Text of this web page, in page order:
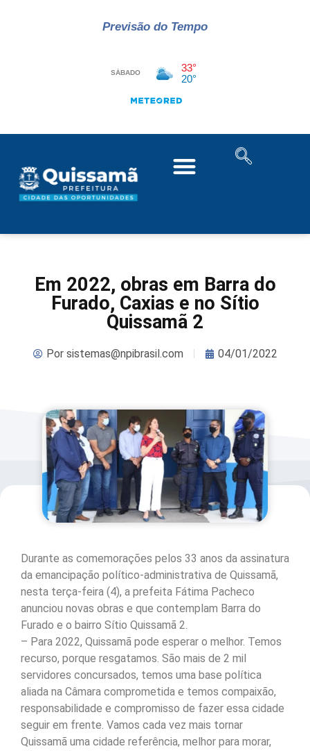
Previsão do Tempo
Em 2022, obras em Barra do
Furado, Caxias e no Sítio
Quissamã 2
Porsistemas@npibrasil.com 04/01/2022
Durante as comemorações pelos 33 anos da assinatura
da emancipação político-administrativa de Quissamã,
nesta terça-feira (4), a prefeita Fátima Pacheco
anunciou novas obras e que contemplam Barra do
Furado e o bairro Sítio Quissamã 2.
– Para 2022, Quissamã pode esperar o melhor. Temos
recurso, porque resgatamos. São mais de 2 mil
servidores concursados, temos uma base política
aliada na Câmara comprometida e temos compaixão,
responsabilidade e compromisso de fazer essa cidade
seguir em frente. Vamos cada vez mais tornar
Quissamã uma cidade referência, melhor para morar,